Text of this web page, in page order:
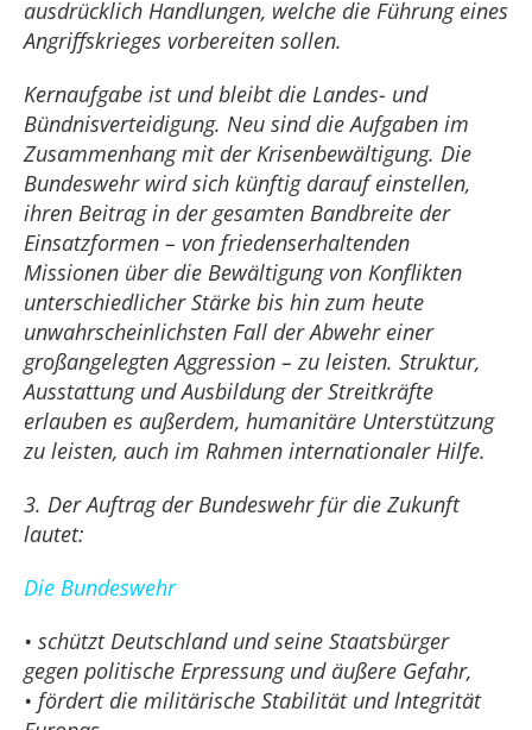
ausdrücklich Handlungen, welche die Führung eines
Angriffskrieges vorbereiten sollen.
Kernaufgabe ist und bleibt die Landes- und
Bündnisverteidigung. Neu sind die Aufgaben im
Zusammenhang mit der Krisenbewältigung. Die
Bundeswehr wird sich künftig darauf einstellen,
ihren Beitrag in der gesamten Bandbreite der
Einsatzformen – von friedenserhaltenden
Missionen über die Bewältigung von Konflikten
unterschiedlicher Stärke bis hin zum heute
unwahrscheinlichsten Fall der Abwehr einer
großangelegten Aggression – zu leisten. Struktur,
Ausstattung und Ausbildung der Streitkräfte
erlauben es außerdem, humanitäre Unterstützung
zu leisten, auch im Rahmen internationaler Hilfe.
3. Der Auftrag der Bundeswehr für die Zukunft
lautet:
Die Bundeswehr
• schützt Deutschland und seine Staatsbürger
gegen politische Erpressung und äußere Gefahr,
• fördert die militärische Stabilität und lntegrität